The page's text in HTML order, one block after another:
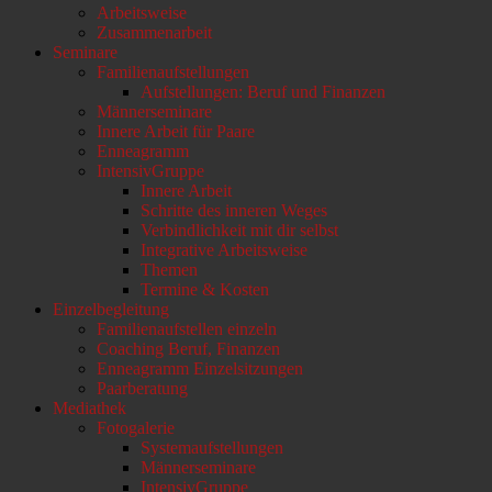
Arbeitsweise
Zusammenarbeit
Seminare
Familienaufstellungen
Aufstellungen: Beruf und Finanzen
Männerseminare
Innere Arbeit für Paare
Enneagramm
IntensivGruppe
Innere Arbeit
Schritte des inneren Weges
Verbindlichkeit mit dir selbst
Integrative Arbeitsweise
Themen
Termine & Kosten
Einzelbegleitung
Familienaufstellen einzeln
Coaching Beruf, Finanzen
Enneagramm Einzelsitzungen
Paarberatung
Mediathek
Fotogalerie
Systemaufstellungen
Männerseminare
IntensivGruppe